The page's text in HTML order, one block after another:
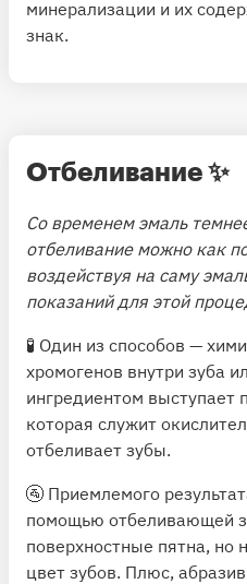
минерализации и их
знак.
Отбеливание ✨
Со временем эмаль
отбеливание можно как
воздействуя на саму
показаний для этой
🧪 Один из способов —
хромогенов внутри зуба
ингредиентом выступает
которая служит
отбеливает зубы.
🚰 Приемлемого
помощью отбеливающей
поверхностные пятна, но
цвет зубов. Плюс,